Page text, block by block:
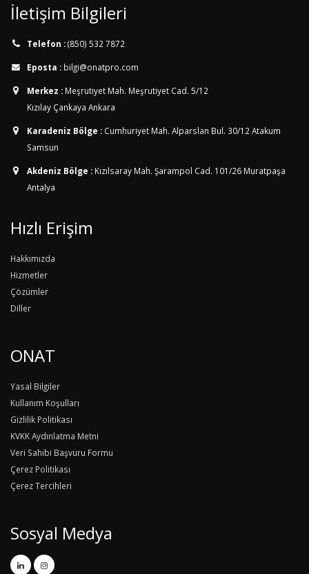
İletişim Bilgileri
Telefon :(850) 532 7872
Eposta : bilgi@onatpro.com
Merkez : Meşrutiyet Mah. Meşrutiyet Cad. 5/12
Kızılay Çankaya Ankara
Karadeniz Bölge : Cumhuriyet Mah. Alparslan Bul. 30/12 Atakum
Samsun
Akdeniz Bölge : Kızılsaray Mah. Şarampol Cad. 101/26 Muratpaşa
Antalya
Hızlı Erişim
Hakkımızda
Hizmetler
Çözümler
Diller
ONAT
Yasal Bilgiler
Kullanım Koşulları
Gizlilik Politikası
KVKK Aydınlatma Metni
Veri Sahibi Başvuru Formu
Çerez Politikası
Çerez Tercihleri
Sosyal Medya